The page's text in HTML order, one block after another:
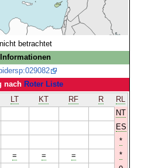
nicht betrachtet
nach Roter Liste
LT KT RF R
RL
NT
ES
*
= = =
*